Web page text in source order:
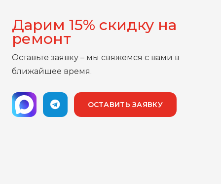
Дарим 15% скидку на
ремонт
Оставьте заявку – мы свяжемся с вами в
ближайшее время.
ОСТАВИТЬ ЗАЯВКУ